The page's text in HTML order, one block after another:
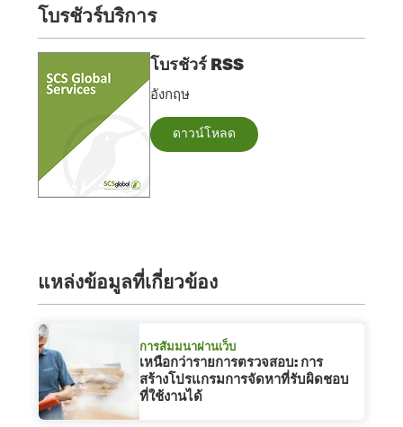
โบรชัวร์บริการ
โบรชัวร์ RSS
อังกฤษ
ดาวน์โหลด
แหล่งข้อมูลที่เกี่ยวข้อง
การสัมมนาผ่านเว็บ
เหนือกว่ารายการตรวจสอบ: การ
สร้างโปรแกรมการจัดหาที่รับผิดชอบ
ที่ใช้งานได้